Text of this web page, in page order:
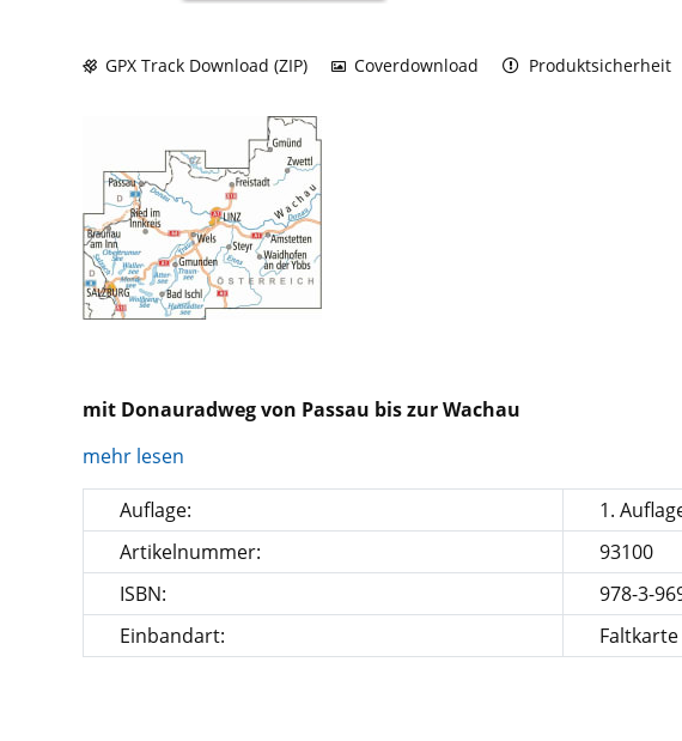
GPX Track Download (ZIP) Coverdownload Produktsicherheit
mit Donauradweg von Passau bis zur Wachau
mehr lesen
Auflage:
1.
Artikelnummer:
93100
ISBN:
978-3-
Einbandart:
Faltkarte